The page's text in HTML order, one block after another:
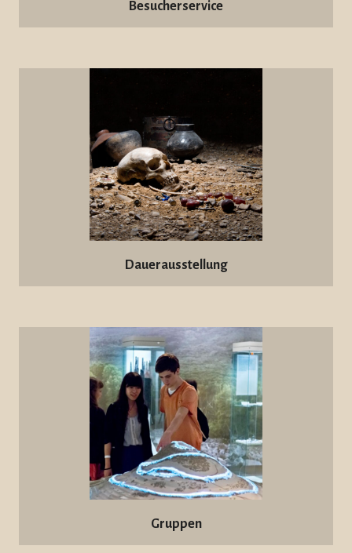
Besucherservice
Dauerausstellung
Gruppen